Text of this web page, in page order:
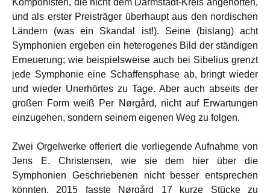
Komponisten, die nicht dem Darmstadt-Kreis angehörten,
und als erster Preisträger überhaupt aus den nordischen
Ländern (was ein Skandal ist!). Seine (bislang) acht
Symphonien ergeben ein heterogenes Bild der ständigen
Erneuerung; wie beispielsweise auch bei Sibelius grenzt
jede Symphonie eine Schaffensphase ab, bringt wieder
und wieder Unerhörtes zu Tage. Aber auch abseits der
großen Form weiß Per Nørgård, nicht auf Erwartungen
einzugehen, sondern seinem eigenen Weg zu folgen.
Zwei Orgelwerke offeriert die vorliegende Aufnahme von
Jens E. Christensen, wie sie dem hier über die
Symphonien Geschriebenen nicht besser entsprechen
könnten. 2015 fasste Nørgård 17 kurze Stücke zu